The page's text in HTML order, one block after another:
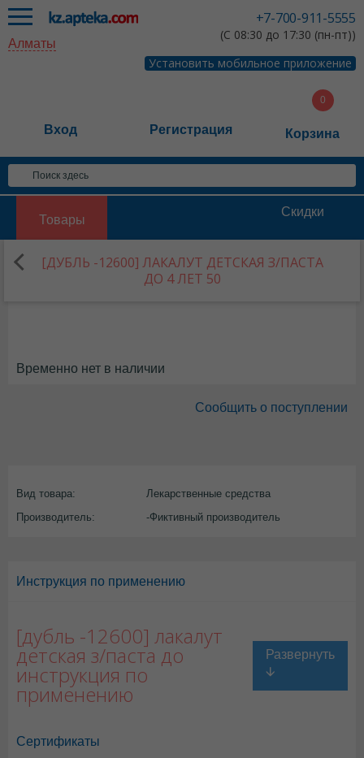
+7-700-911-5555
(С 08:30 до 17:30 (пн-пт))
Установить мобильное приложение
Алматы
Вход Регистрация Корзина
Товары
Скидки
[ДУБЛЬ -12600] ЛАКАЛУТ ДЕТСКАЯ З/ПАСТА
ДО 4 ЛЕТ 50
Временно нет в наличии
Сообщить о поступлении
Вид товара:
Лекарственные средства
Производитель:
-Фиктивный производитель
Инструкция по применению
[дубль -12600] лакалут
детская з/паста до
инструкция по
применению
Сертификаты